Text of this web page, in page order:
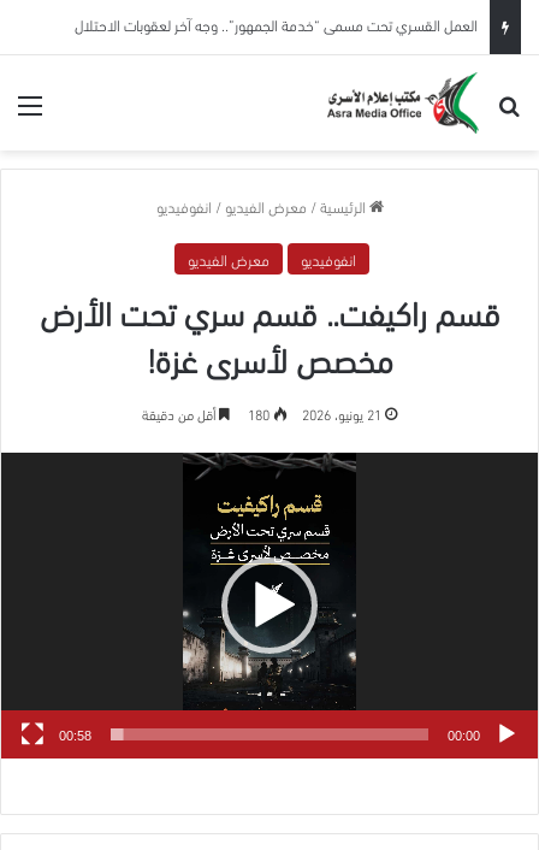
العمل القسري تحت مسمى “خدمة الجمهور”.. وجه آخر لعقوبات الاحتلال
بحث عن
الرئيسية/ معرض الفيديو / انفوفيديو
انفوفيديو معرض الفيديو
قسم راكيفت.. قسم سري تحت الأرض
مخصص لأسرى غزة!
21 يونيو، 2026 180 أقل من دقيقة
مشغل
00:00
00:58